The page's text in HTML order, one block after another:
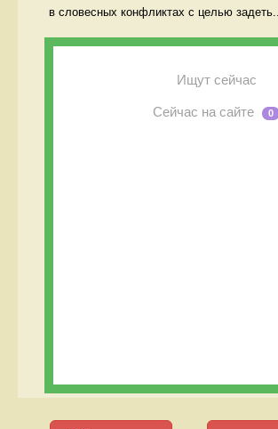
в словесных конфликтах с целью задеть...
Ищут сейчас
Сейчас на сайте 0